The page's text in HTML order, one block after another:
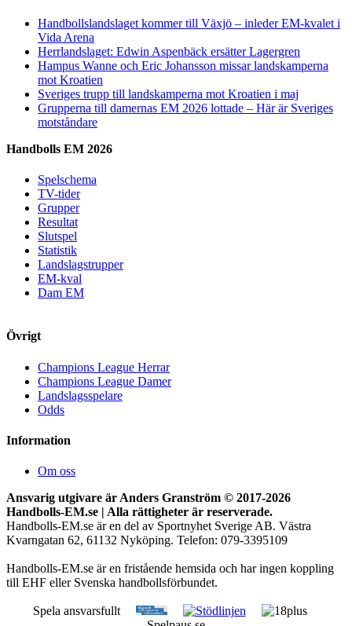
Handbollslandslaget kommer till Växjö – inleder EM-kvalet i
Vida Arena
Herrlandslaget: Edwin Aspenbäck ersätter Lagergren
Hampus Wanne och Eric Johansson missar landskamperna
mot Kroatien
Sveriges trupp till landskamperna mot Kroatien i maj
Grupperna till damernas EM 2026 lottade – Här är Sveriges
motståndare
Handbolls EM 2026
Spelschema
TV-tider
Grupper
Resultat
Slutspel
Statistik
Landslagstrupper
EM-kval
Dam EM
Övrigt
Champions League Herrar
Champions League Damer
Landslagsspelare
Odds
Information
Om oss
Ansvarig utgivare är Anders Granström © 2017-2026
Handbolls-EM.se | Alla rättigheter är reserverade.
Handbolls-EM.se är en del av Sportnyhet Sverige AB. Västra
Kvarngatan 62, 61132 Nyköping. Telefon: 079-3395109
Handbolls-EM.se är en fristående hemsida och har ingen koppling
till EHF eller Svenska handbollsförbundet.
Spela ansvarsfullt